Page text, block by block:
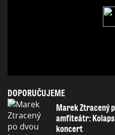
DOPORUČUJEME
Marek Ztracený
amfiteátr:
koncert